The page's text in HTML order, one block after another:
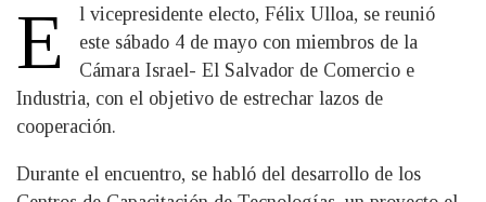
E
l vicepresidente electo, Félix Ulloa, se reunió
este sábado 4 de mayo con miembros de la
Cámara Israel- El Salvador de Comercio e
Industria, con el objetivo de estrechar lazos de
cooperación.
Durante el encuentro, se habló del desarrollo de los